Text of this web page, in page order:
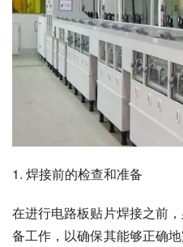
1. 焊接前的检查和准备
在进行电路板贴片焊接之前
备工作，以确保其能够正确